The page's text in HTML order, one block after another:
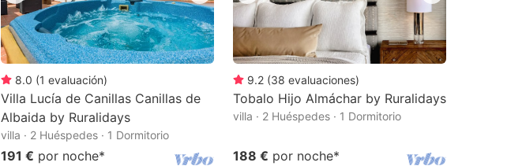
8.0 (1 evaluación)
Villa Lucía de Canillas Canillas de
Albaida by Ruralidays
villa · 2 Huéspedes · 1 Dormitorio
191 € por noche*
9.2 (38 evaluaciones)
Tobalo Hijo Almáchar by Ruralidays
villa · 2 Huéspedes · 1 Dormitorio
188 € por noche*